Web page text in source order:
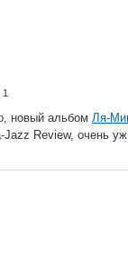
новый альбом Ля-
Jazz Review, очень